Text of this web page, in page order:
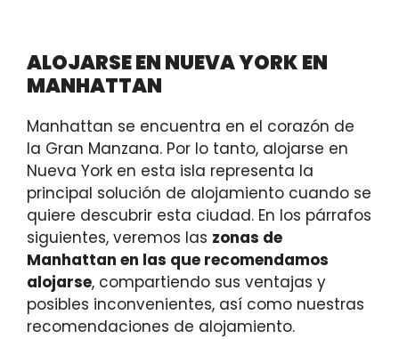
ALOJARSE EN NUEVA YORK EN
MANHATTAN
Manhattan se encuentra en el corazón de
la Gran Manzana. Por lo tanto, alojarse en
Nueva York en esta isla representa la
principal solución de alojamiento cuando se
quiere descubrir esta ciudad. En los párrafos
siguientes, veremos las zonas de
Manhattan en las que recomendamos
alojarse, compartiendo sus ventajas y
posibles inconvenientes, así como nuestras
recomendaciones de alojamiento.